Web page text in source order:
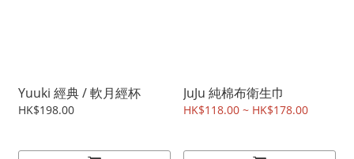
Yuuki 經典 / 軟月經杯
HK$198.00
JuJu 純棉布衛生巾
HK$118.00 ~ HK$178.00